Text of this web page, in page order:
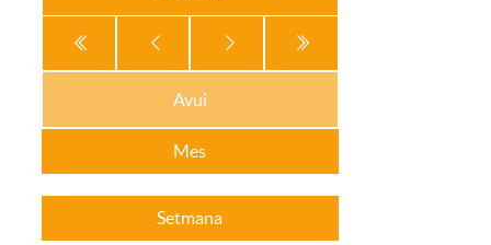
Avui
Mes
Setmana